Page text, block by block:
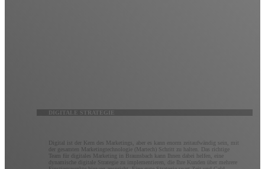
DIGITALE STRATEGIE
Digital ist der Kern des Marketings, aber es kann enorm zeitaufwändig sein, mit
der gesamten Marketingtechnologie (Martech) Schritt zu halten. Das richtige
Team für digitales Marketing in Braunsbach kann Ihnen dabei helfen, eine
dynamische digitale Strategie zu implementieren, die Ihre Kunden über mehrere